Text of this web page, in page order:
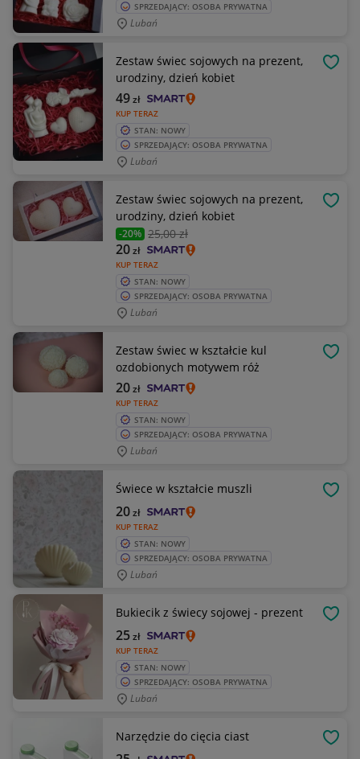
SPRZEDAJĄCY: OSOBA PRYWATNA
Lubań
Zestaw świec sojowych na prezent,
urodziny, dzień kobiet
KUP TERAZ
49zł
STAN: NOWY
SPRZEDAJĄCY: OSOBA PRYWATNA
Lubań
Zestaw świec sojowych na prezent,
urodziny, dzień kobiet
-20% 25,00 zł
KUP TERAZ
20zł
STAN: NOWY
SPRZEDAJĄCY: OSOBA PRYWATNA
Lubań
Zestaw świec w kształcie kul
ozdobionych motywem róż
KUP TERAZ
20zł
STAN: NOWY
SPRZEDAJĄCY: OSOBA PRYWATNA
Lubań
Świece w kształcie muszli
KUP TERAZ
20zł
STAN: NOWY
SPRZEDAJĄCY: OSOBA PRYWATNA
Lubań
Bukiecik z świecy sojowej - prezent
KUP TERAZ
25zł
STAN: NOWY
SPRZEDAJĄCY: OSOBA PRYWATNA
Lubań
Narzędzie do cięcia ciast